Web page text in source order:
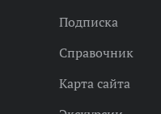
Подписка
Справочник
Карта сайта